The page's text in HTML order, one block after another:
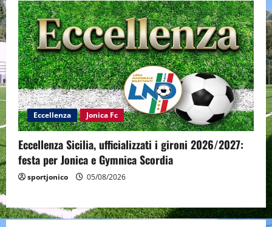
Eccellenza Jonica Fc
Eccellenza Sicilia, ufficializzati i gironi 2026/2027:
festa per Jonica e Gymnica Scordia
sportjonico 05/08/2026